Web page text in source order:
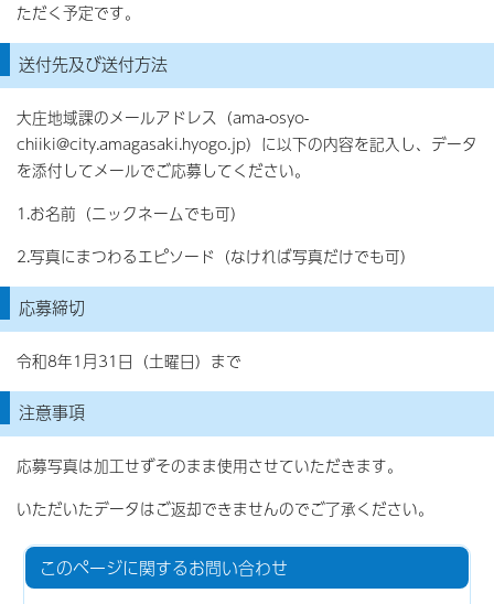
ただく予定です。
送付先及び送付方法
大庄地域課のメールアドレス（ama-osyo-
chiiki@city.amagasaki.hyogo.jp）に以下の内容を記入し、データ
を添付してメールでご応募してください。
1.お名前（ニックネームでも可）
2.写真にまつわるエピソード（なければ写真だけでも可）
応募締切
令和8年1月31日（土曜日）まで
注意事項
応募写真は加工せずそのまま使用させていただきます。
いただいたデータはご返却できませんのでご了承ください。
このページに関するお問い合わせ